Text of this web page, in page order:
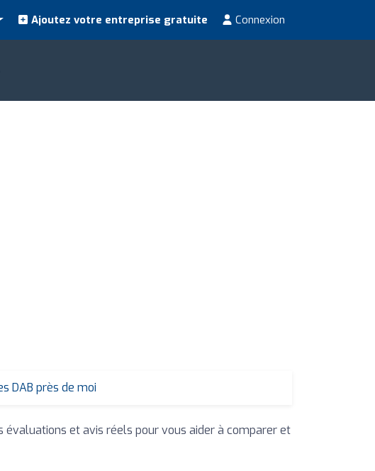
Ajoutez votre entreprise gratuite Connexion
DAB près de moi
et avis réels pour vous aider à comparer et